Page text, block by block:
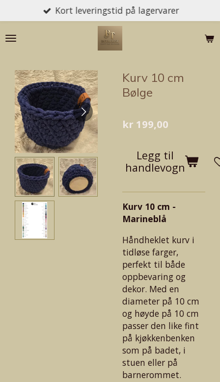
til
hovedinnhold
Kort leveringstid på lagervarer
Kurv 10 cm
Bølge
kr 199,00
Legg til
handlevogn
Kurv 10 cm -
Marineblå
Håndheklet kurv i
tidløse farger,
perfekt til både
oppbevaring og
dekor. Med en
diameter på 10 cm
og høyde på 10 cm
passer den like fint
på kjøkkenbenken
som på badet, i
stuen eller på
barnerommet.